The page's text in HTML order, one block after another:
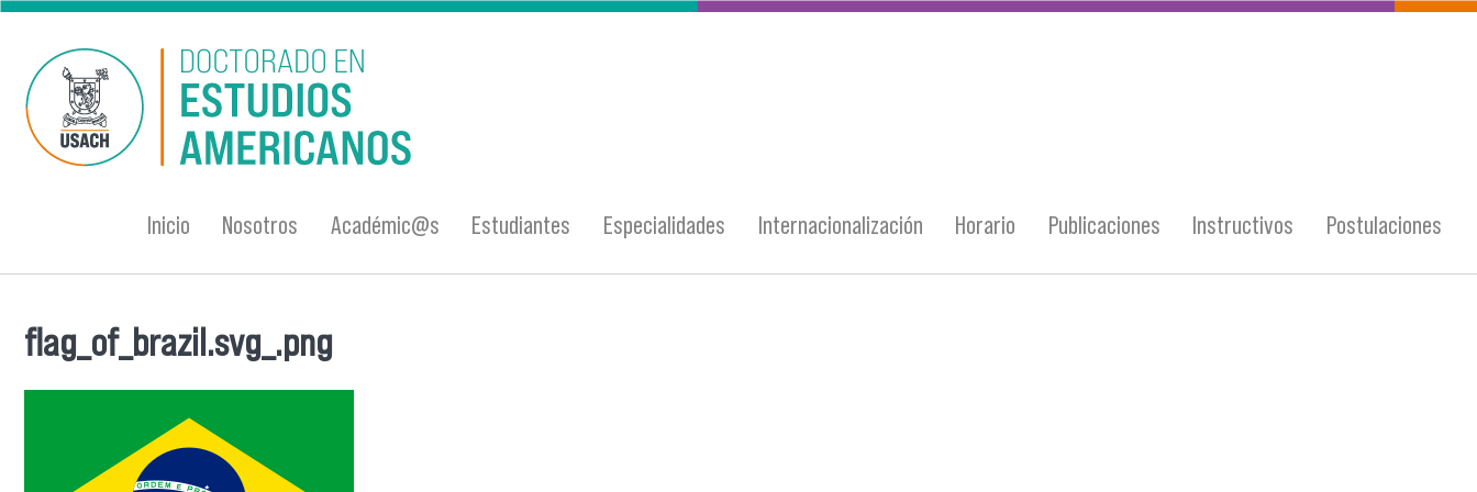
Pasar al contenido principal
Inicio Nosotros Académic@s Estudiantes Especialidades Internacionalización Horario Publicaciones Instructivos Postulaciones
Se encuentra usted aquí
flag_of_brazil.svg_.png